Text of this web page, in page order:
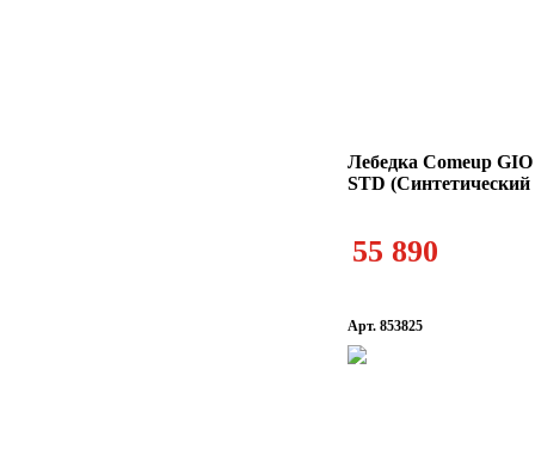
Лебедка Comeup
STD (Синтетический
55 890
Арт. 853825